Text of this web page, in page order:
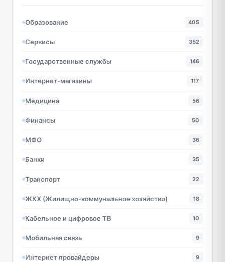
Образование 405
Сервисы 352
Государственные службы 146
Интернет-магазины 117
Медицина 56
Финансы 50
МФО 36
Банки 35
Транспорт 22
ЖКХ (Жилищно-коммунальное хозяйство) 18
Кабельное и цифровое ТВ 10
Мобильная связь 9
Интернет провайдеры 9